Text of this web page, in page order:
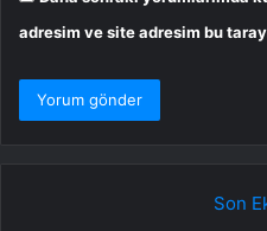
adresim ve site adresim bu
Son